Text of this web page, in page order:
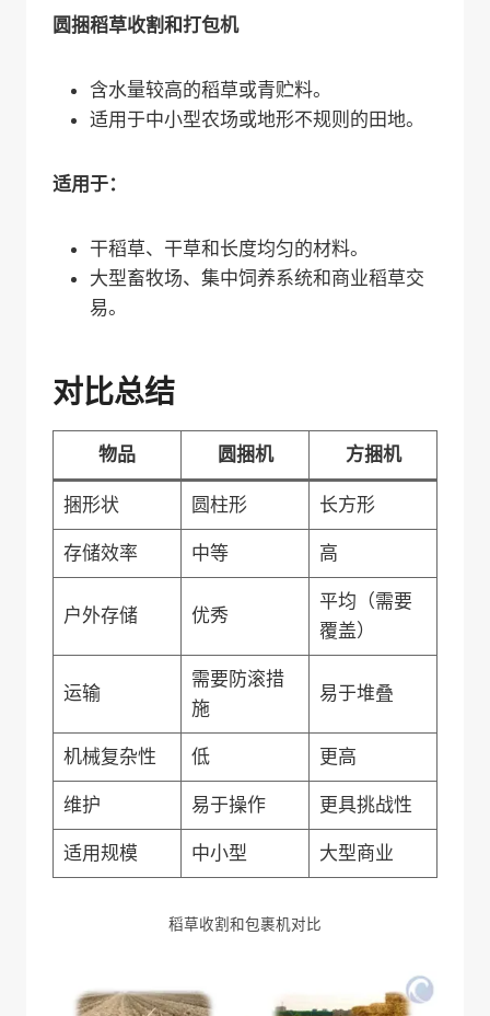
圆捆稻草收割和打包机
含水量较高的稻草或青贮料。
适用于中小型农场或地形不规则的田地。
适用于：
干稻草、干草和长度均匀的材料。
大型畜牧场、集中饲养系统和商业稻草交
易。
对比总结
物品 圆捆机 方捆机
捆形状 圆柱形 长方形
存储效率 中等 高
户外存储 优秀
平均（需要
覆盖）
运输
需要防滚措
施
易于堆叠
机械复杂性 低 更高
维护 易于操作 更具挑战性
适用规模 中小型 大型商业
稻草收割和包裹机对比